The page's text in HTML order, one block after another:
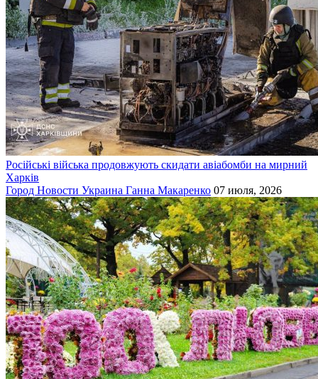
Російські війська продовжують скидати авіабомби на мирний
Харків
Город Новости Украина Ганна Макаренко 07 июля, 2026